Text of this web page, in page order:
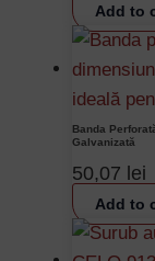
Add to
Banda
Galvanizată
50,07 lei
Add to